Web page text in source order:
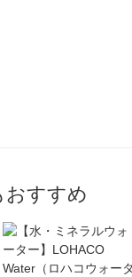
おすすめ